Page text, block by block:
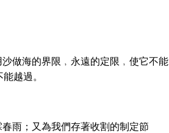
做海的界限﹐永遠的定限﹐使它不能
越過。
雨；又為我們存著收割的制定節